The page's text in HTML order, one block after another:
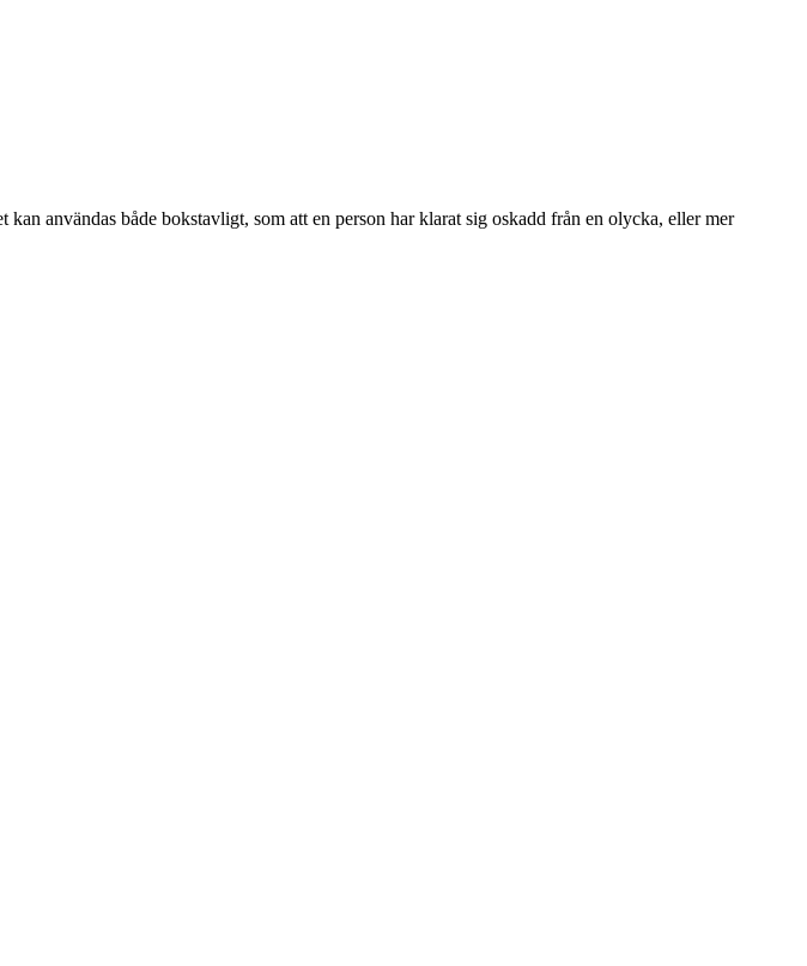
användas både bokstavligt, som att en person har klarat sig oskadd från en olycka, eller mer